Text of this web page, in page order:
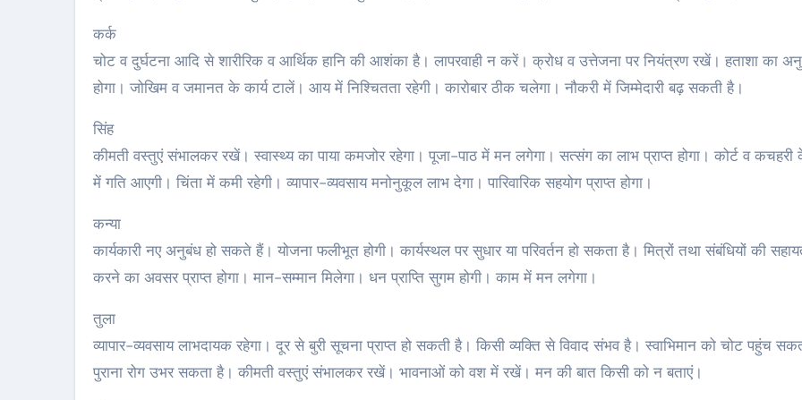
कर्क
चोट व दुर्घटना आदि से शारीरिक व आर्थिक हानि की आशंका है। लापरवाही न करें। क्रोध व उत्तेजना पर नियंत्रण रखें। हताशा का
होगा। जोखिम व जमानत के कार्य टालें। आय में निश्चितता रहेगी। कारोबार ठीक चलेगा। नौकरी में जिम्मेदारी बढ़ सकती है।
सिंह
कीमती वस्तुएं संभालकर रखें। स्वास्थ्य का पाया कमजोर रहेगा। पूजा-पाठ में मन लगेगा। सत्संग का लाभ प्राप्त होगा। कोर्ट व कचहरी
में गति आएगी। चिंता में कमी रहेगी। व्यापार-व्यवसाय मनोनुकूल लाभ देगा। पारिवारिक सहयोग प्राप्त होगा।
कन्या
कार्यकारी नए अनुबंध हो सकते हैं। योजना फलीभूत होगी। कार्यस्थल पर सुधार या परिवर्तन हो सकता है। मित्रों तथा संबंधियों की
करने का अवसर प्राप्त होगा। मान-सम्मान मिलेगा। धन प्राप्ति सुगम होगी। काम में मन लगेगा।
तुला
व्यापार-व्यवसाय लाभदायक रहेगा। दूर से बुरी सूचना प्राप्त हो सकती है। किसी व्यक्ति से विवाद संभव है। स्वाभिमान को चोट पहुंच
पुराना रोग उभर सकता है। कीमती वस्तुएं संभालकर रखें। भावनाओं को वश में रखें। मन की बात किसी को न बताएं।